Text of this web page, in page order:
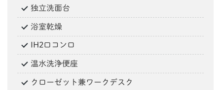
独立洗面台
浴室乾燥
IH2口コンロ
温水洗浄便座
クローゼット兼ワークデスク